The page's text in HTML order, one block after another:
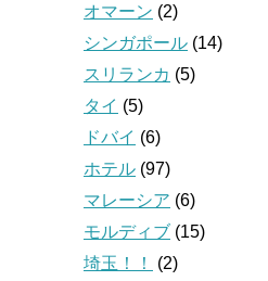
オマーン (2)
シンガポール (14)
スリランカ (5)
タイ (5)
ドバイ (6)
ホテル (97)
マレーシア (6)
モルディブ (15)
埼玉！！
(2)